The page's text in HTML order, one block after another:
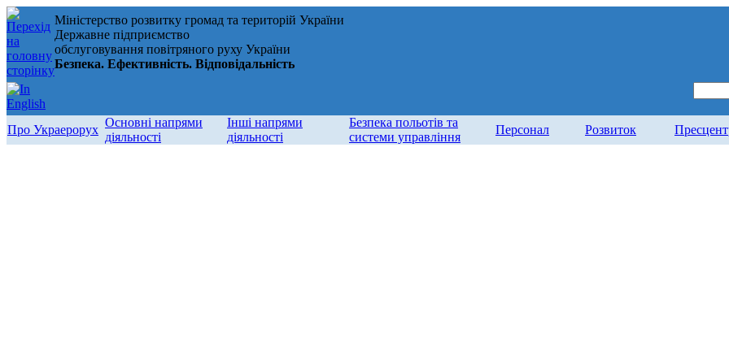
Міністерство розвитку громад та територій України
Державне підприємство
обслуговування повітряного руху України
Безпека. Ефективність. Відповідальність
Про Украерорух
Основні напрями
діяльності
Інші напрями
діяльності
Безпека польотів та
системи управління
Персонал Розвиток